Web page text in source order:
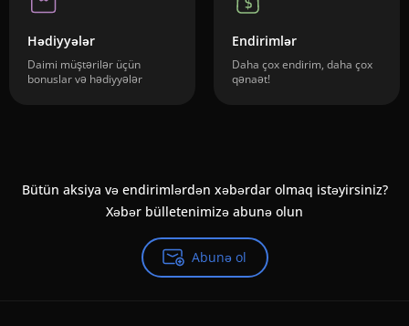
Hədiyyələr
Daimi müştərilər üçün
bonuslar və hədiyyələr
Endirimlər
Daha çox endirim, daha çox
qənaət!
Bütün aksiya və endirimlərdən xəbərdar olmaq istəyirsiniz?
Xəbər bülletenimizə abunə olun
Abunə ol